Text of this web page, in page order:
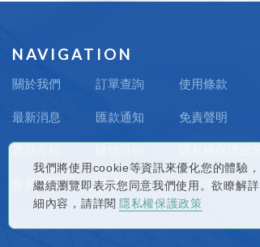
我們將使用cookie等資訊來優化您的體驗，
繼續瀏覽即表示您同意我們使用。欲瞭解詳
細內容，請詳閱 隱私權保護政策
關於我們
最新消息
會員專區
訂單查詢
匯款通知
聯絡我們
使用條款
免責聲明
追蹤清單